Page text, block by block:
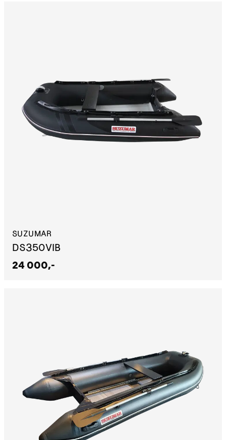
SUZUMAR
DS350VIB
24 000,-